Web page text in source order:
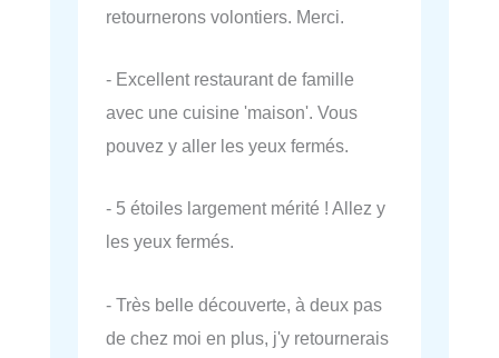
retournerons volontiers. Merci.
- Excellent restaurant de famille
avec une cuisine 'maison'. Vous
pouvez y aller les yeux fermés.
- 5 étoiles largement mérité ! Allez y
les yeux fermés.
- Très belle découverte, à deux pas
de chez moi en plus, j'y retournerais